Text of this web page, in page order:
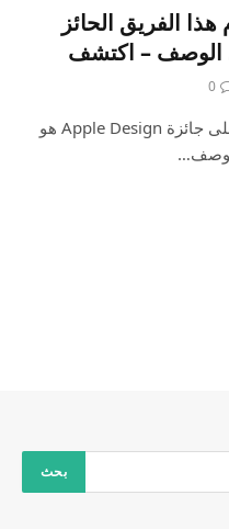
الفريق الحائز
0
اسأل Jason Toff ما إذا كان الحائز على جائزة Apple Design هو
وصف…